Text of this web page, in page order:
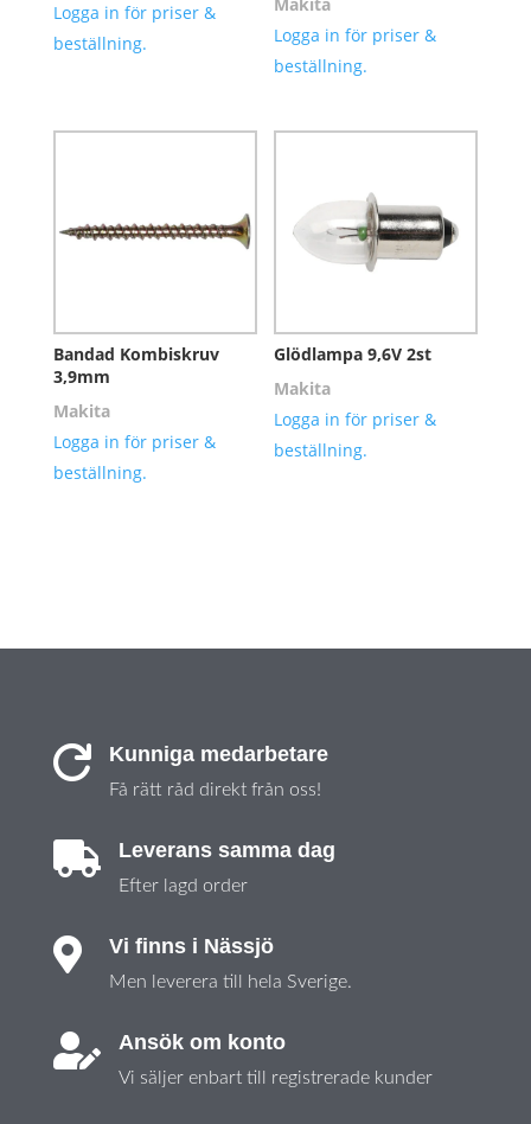
Logga in för priser &
beställning.
Logga in för priser &
beställning.
Bandad Kombiskruv
3,9mm
Makita
Logga in för priser &
beställning.
Glödlampa 9,6V 2st
Makita
Logga in för priser &
beställning.
 Kunniga medarbetare
Få rätt råd direkt från oss!
 Leverans samma dag
Efter lagd order
 Vi finns i Nässjö
Men leverera till hela Sverige.
 Ansök om konto
Vi säljer enbart till registrerade kunder